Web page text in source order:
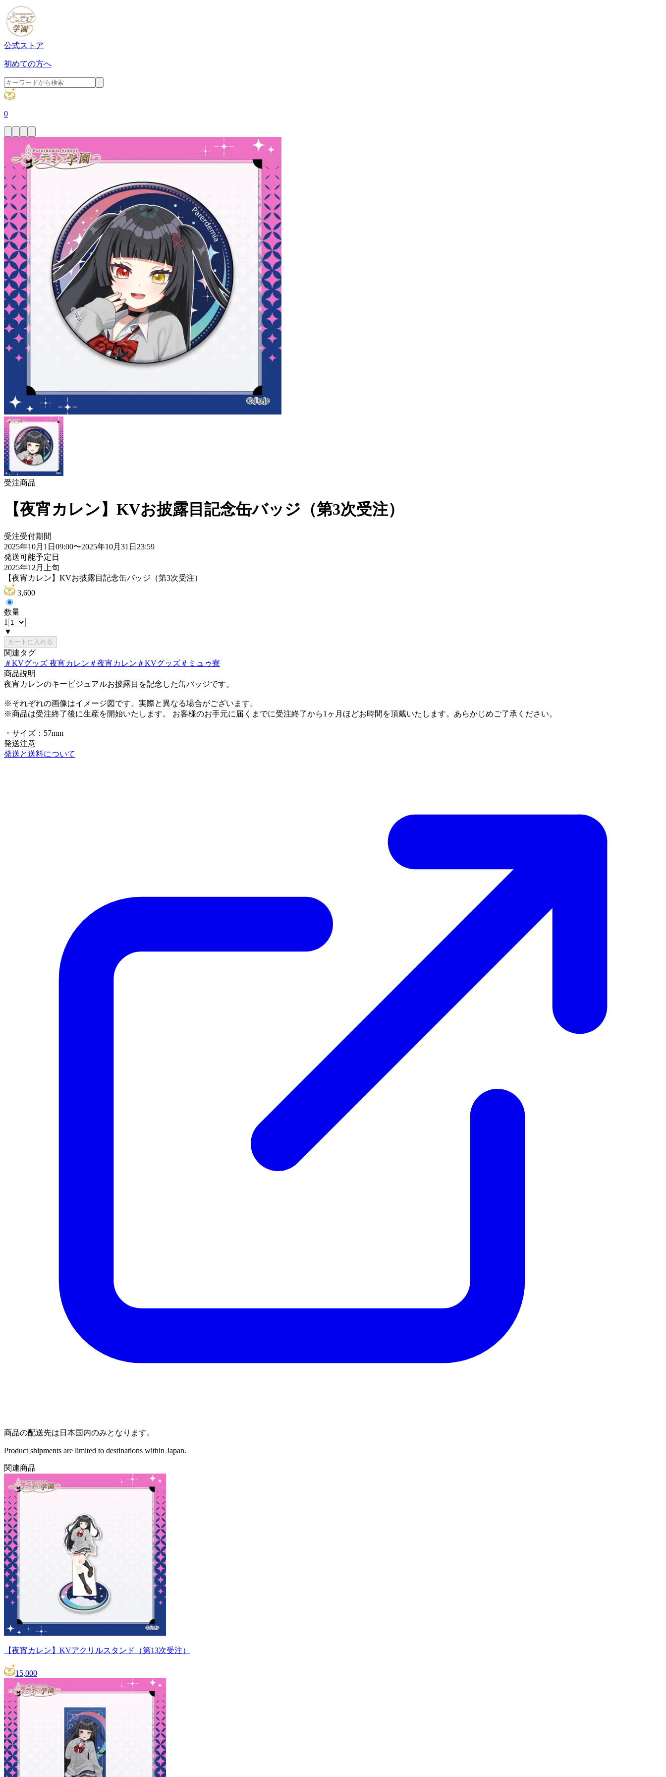
公式ストア
初めての方へ
0
受注商品
【夜宵カレン】KVお披露目記念缶バッジ（第3次受注）
受注受付期間
2025年10月1日09:00〜2025年10月31日23:59
発送可能予定日
2025年12月上旬
【夜宵カレン】KVお披露目記念缶バッジ（第3次受注）
3,600
数量
1
▼
カートに入れる
関連タグ
＃KVグッズ 夜宵カレン ＃夜宵カレン ＃KVグッズ＃ ミュゥ寮
商品説明
夜宵カレンのキービジュアルお披露目を記念した缶バッジです。
※それぞれの画像はイメージ図です。実際と異なる場合がございます。
※商品は受注終了後に生産を開始いたします。 お客様のお手元に届くまでに受注終了から1ヶ月ほどお時間を頂戴いたします。あらかじめご了承ください。
・サイズ：57mm
発送注意
発送と送料について
商品の配送先は日本国内のみとなります。
Product shipments are limited to destinations within Japan.
関連商品
【夜宵カレン】KVアクリルスタンド（第13次受注）
15,000